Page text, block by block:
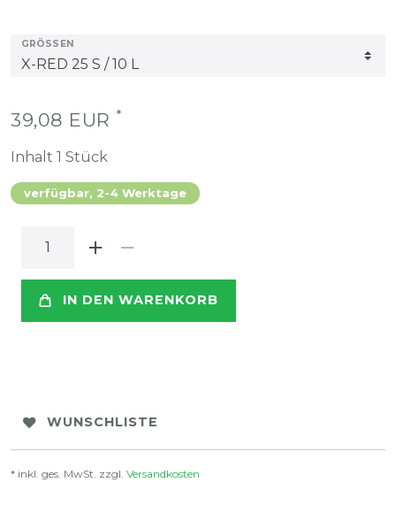
GRÖSSEN
39,08 EUR *
Inhalt 1 Stück
verfügbar, 2-4 Werktage
IN DEN WARENKORB
WUNSCHLISTE
* inkl. ges. MwSt. zzgl. Versandkosten